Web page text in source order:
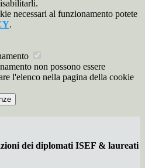
necessari al funzionamento potete
.
non possono essere
l'elenco nella pagina della cookie
dei diplomati ISEF & laureati